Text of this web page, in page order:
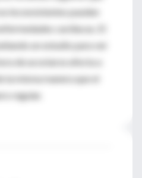
inconsistentes pueden
cardíacas. El
un estudio para ver
de acostarse afecta a
la misma manera que el
regular.